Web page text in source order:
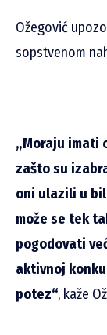
Ožegović
sopstvenom
„Moraju imati
zašto su
oni ulazili u
može se tek
pogodovati
aktivnoj
potez“, kaže